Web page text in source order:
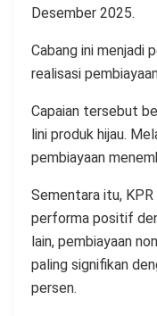
Desember 2025.
Cabang ini menjadi
realisasi
Capaian tersebut
lini produk hijau.
pembiayaan
Sementara itu, KPR
performa positif
lain, pembiayaan
paling signifikan
persen.